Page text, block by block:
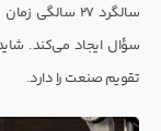
سالگرد ۲۷
سؤال ایجاد می‌کند.
تقویم صنعت را دارد.